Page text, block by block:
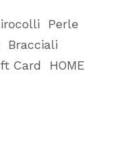
Perle
Bracciali
Card
HOME